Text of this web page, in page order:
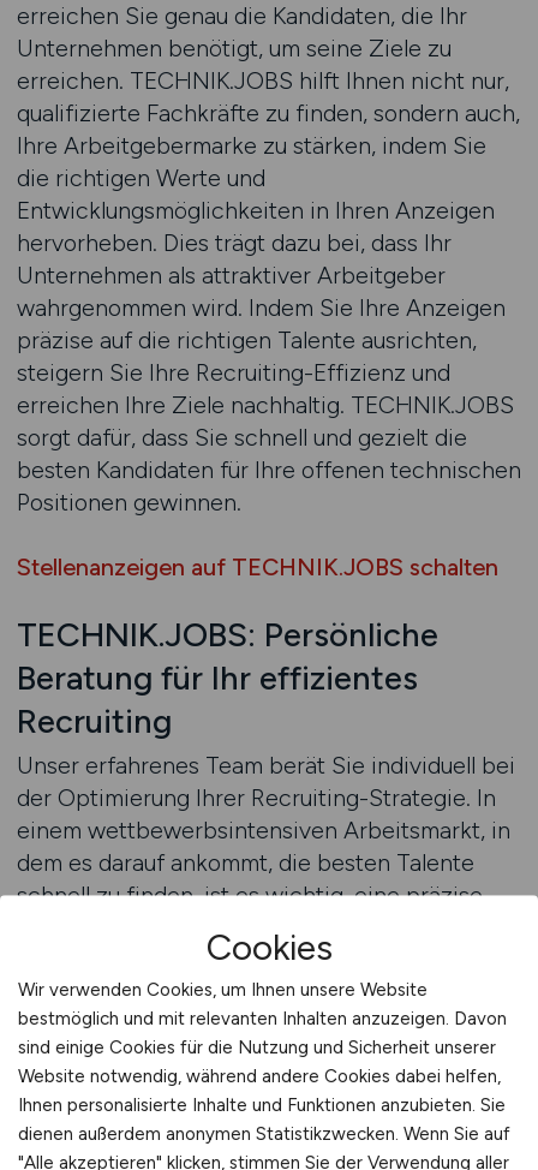
erreichen Sie genau die Kandidaten, die Ihr
Unternehmen benötigt, um seine Ziele zu
erreichen. TECHNIK.JOBS hilft Ihnen nicht nur,
qualifizierte Fachkräfte zu finden, sondern auch,
Ihre Arbeitgebermarke zu stärken, indem Sie
die richtigen Werte und
Entwicklungsmöglichkeiten in Ihren Anzeigen
hervorheben. Dies trägt dazu bei, dass Ihr
Unternehmen als attraktiver Arbeitgeber
wahrgenommen wird. Indem Sie Ihre Anzeigen
präzise auf die richtigen Talente ausrichten,
steigern Sie Ihre Recruiting-Effizienz und
erreichen Ihre Ziele nachhaltig. TECHNIK.JOBS
sorgt dafür, dass Sie schnell und gezielt die
besten Kandidaten für Ihre offenen technischen
Positionen gewinnen.
Stellenanzeigen auf TECHNIK.JOBS schalten
TECHNIK.JOBS: Persönliche
Beratung für Ihr effizientes
Recruiting
Unser erfahrenes Team berät Sie individuell bei
der Optimierung Ihrer Recruiting-Strategie. In
einem wettbewerbsintensiven Arbeitsmarkt, in
dem es darauf ankommt, die besten Talente
schnell zu finden, ist es wichtig, eine präzise
und effiziente Strategie zu haben.
TECHNIK.JOBS unterstützt Sie dabei, Ihre
Stellenanzeigen so zu gestalten, dass sie die
richtigen Kandidaten ansprechen und Ihre
offenen Positionen schnell besetzt werden.
Wir helfen Ihnen, Ihre Recruiting-Maßnahmen
gezielt auf Ihre Bedürfnisse abzustimmen und
Cookies
Wir verwenden Cookies, um Ihnen unsere Website
bestmöglich und mit relevanten Inhalten anzuzeigen. Davon
sind einige Cookies für die Nutzung und Sicherheit unserer
Website notwendig, während andere Cookies dabei helfen,
Ihnen personalisierte Inhalte und Funktionen anzubieten. Sie
dienen außerdem anonymen Statistikzwecken. Wenn Sie auf
"Alle akzeptieren" klicken, stimmen Sie der Verwendung aller